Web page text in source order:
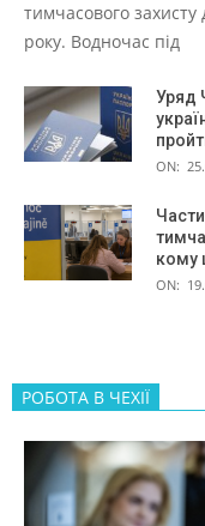
тимчасового захисту
року. Водночас під
Уряд
ON:
кому
ON:
РОБОТА В ЧЕХІЇ